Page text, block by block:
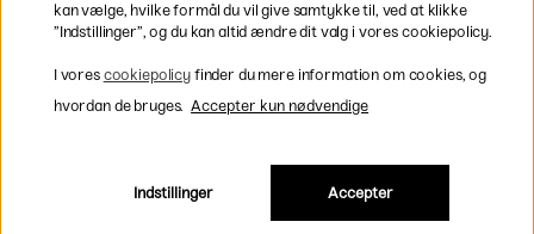
Hurtig levering til hele Danmark
Inkl. moms
kan vælge, hvilke formål du vil give samtykke til, ved at klikke
”Indstillinger”, og du kan altid ændre dit valg i vores cookiepolicy.
I vores cookiepolicyfinder du mere information om cookies, og
hvordan de bruges. Accepter kun nødvendige
Indstillinger Accepter